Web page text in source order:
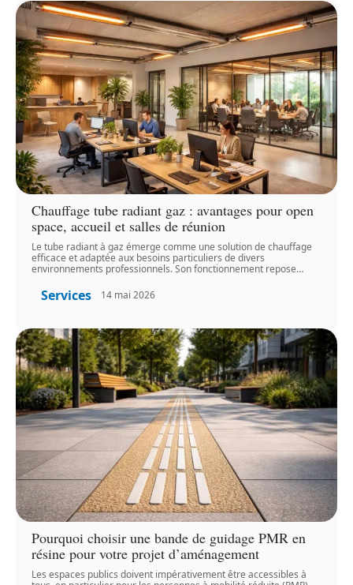
Chauffage tube radiant gaz : avantages pour open
space, accueil et salles de réunion
Le tube radiant à gaz émerge comme une solution de chauffage
efficace et adaptée aux besoins particuliers de divers
environnements professionnels. Son fonctionnement repose…
Services 14 mai 2026
Pourquoi choisir une bande de guidage PMR en
résine pour votre projet d’aménagement
Les espaces publics doivent impérativement être accessibles à